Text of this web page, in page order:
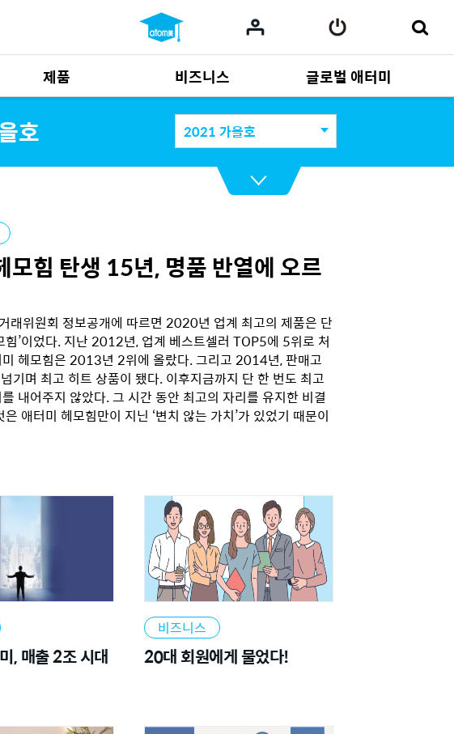
제품
제품 자료685
비즈니스
사업 자료165
글로벌 애터미
Multi-language
호 2021 가을호
모힘 탄생 15년, 명품 반열에 오르
래위원회 정보공개에 따르면 2020년 업계 최고의 제품은 단
힘’이었다. 지난 2012년, 업계 베스트셀러 TOP5에 5위로 처
헤모힘은 2013년 2위에 올랐다. 그리고 2014년, 판매고
기며 최고 히트 상품이 됐다. 이후지금까지 단 한 번도 최고
내어주지 않았다. 그 시간 동안 최고의 자리를 유지한 비결
애터미 헤모힘만이 지닌 ‘변치 않는 가치’가 있었기 때문이
, 매출 2조 시대
비즈니스
20대 회원에게 물었다!